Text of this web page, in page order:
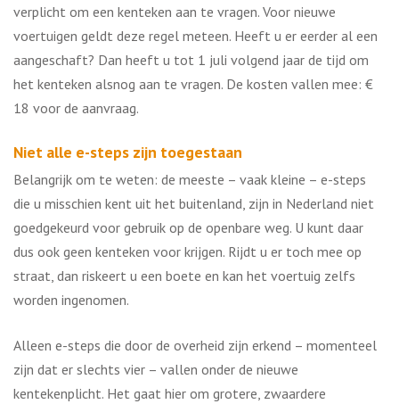
verplicht om een kenteken aan te vragen. Voor nieuwe
voertuigen geldt deze regel meteen. Heeft u er eerder al een
aangeschaft? Dan heeft u tot 1 juli volgend jaar de tijd om
het kenteken alsnog aan te vragen. De kosten vallen mee: €
18 voor de aanvraag.
Niet alle e-steps zijn toegestaan
Belangrijk om te weten: de meeste – vaak kleine – e-steps
die u misschien kent uit het buitenland, zijn in Nederland niet
goedgekeurd voor gebruik op de openbare weg. U kunt daar
dus ook geen kenteken voor krijgen. Rijdt u er toch mee op
straat, dan riskeert u een boete en kan het voertuig zelfs
worden ingenomen.
Alleen e-steps die door de overheid zijn erkend – momenteel
zijn dat er slechts vier – vallen onder de nieuwe
kentekenplicht. Het gaat hier om grotere, zwaardere